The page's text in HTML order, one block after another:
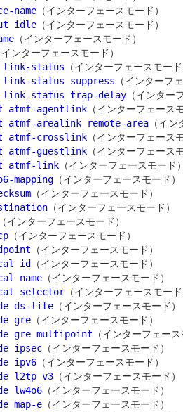
name （インターフェースモード）
idle （インターフェースモード）
（インターフェースモード）
インターフェースモード）
link-status （インターフェースモー
link-status suppress （インターフ
link-status trap-delay （インター
atmf-agentlink （インターフェース
atmf-arealink remote-area （イ
atmf-crosslink （インターフェース
atmf-guestlink （インターフェース
atmf-link （インターフェースモード
mapping （インターフェースモード）
（インターフェースモード）
（インターフェースモード）
（インターフェースモード）
（インターフェースモード）
（インターフェースモード）
id
（インターフェースモード）
name （インターフェースモード）
selector （インターフェースモー
ds-lite （インターフェースモード）
gre （インターフェースモード）
gre multipoint （インターフェー
ipsec （インターフェースモード）
ipv6 （インターフェースモード）
l2tp v3 （インターフェースモード）
lw4o6 （インターフェースモード）
map-e （インターフェースモード）